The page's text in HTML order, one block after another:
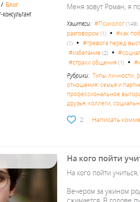
/ Блог
Меня зовут Роман, я
Хэштеги:#Психолог (149)
разговором (1) •#как
(1) •#тревога перед
#избегание (2) •
#страхи общения (1) •
Рубрики:Типы личности,
отношения: семья и
профессиональное
друзья, коллеги,
2 Написать
На кого пойти
На кого пойти
Вечером за ужином